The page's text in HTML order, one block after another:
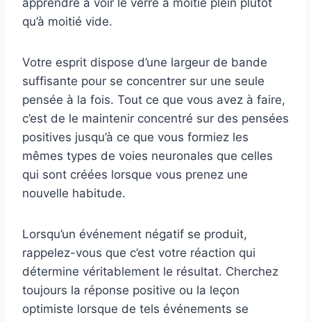
qu’à moitié vide.
Votre esprit dispose d’une largeur de bande
suffisante pour se concentrer sur une seule
pensée à la fois. Tout ce que vous avez à faire,
c’est de le maintenir concentré sur des pensées
positives jusqu’à ce que vous formiez les
mêmes types de voies neuronales que celles
qui sont créées lorsque vous prenez une
nouvelle habitude.
Lorsqu’un événement négatif se produit,
rappelez-vous que c’est votre réaction qui
détermine véritablement le résultat. Cherchez
toujours la réponse positive ou la leçon
optimiste lorsque de tels événements se